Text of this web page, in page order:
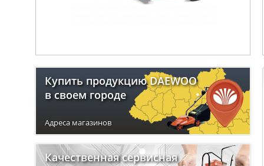
Купить продукцию DAEWOO
в своем городе
Адреса магазинов
Качественная сервисная